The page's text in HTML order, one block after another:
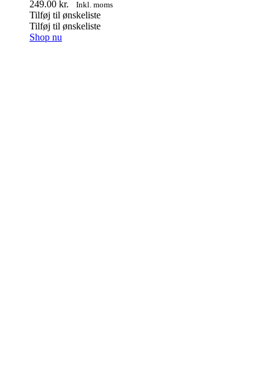
249.00 kr. Inkl. moms
Tilføj til ønskeliste
Tilføj til ønskeliste
Shop nu